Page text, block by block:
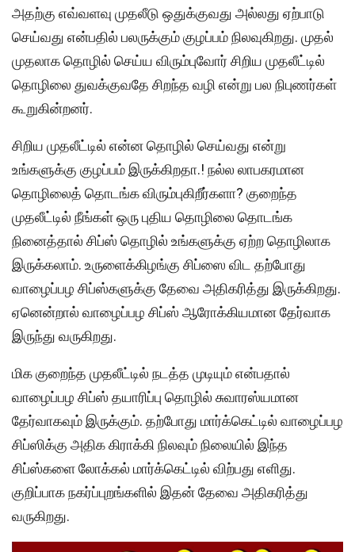
அதற்கு எவ்வளவு முதலீடு ஒதுக்குவது அல்லது ஏற்பாடு
செய்வது என்பதில் பலருக்கும் குழப்பம் நிலவுகிறது. முதல்
முதலாக தொழில் செய்ய விரும்புவோர் சிறிய முதலீட்டில்
தொழிலை துவக்குவதே சிறந்த வழி என்று பல நிபுணர்கள்
கூறுகின்றனர்.
சிறிய முதலீட்டில் என்ன தொழில் செய்வது என்று
உங்களுக்கு குழப்பம் இருக்கிறதா.! நல்ல லாபகரமான
தொழிலைத் தொடங்க விரும்புகிறீர்களா? குறைந்த
முதலீட்டில் நீங்கள் ஒரு புதிய தொழிலை தொடங்க
நினைத்தால் சிப்ஸ் தொழில் உங்களுக்கு ஏற்ற தொழிலாக
இருக்கலாம். உருளைக்கிழங்கு சிப்ஸை விட தற்போது
வாழைப்பழ சிப்ஸ்களுக்கு தேவை அதிகரித்து இருக்கிறது.
ஏனென்றால் வாழைப்பழ சிப்ஸ் ஆரோக்கியமான தேர்வாக
இருந்து வருகிறது.
மிக குறைந்த முதலீட்டில் நடத்த முடியும் என்பதால்
வாழைப்பழ சிப்ஸ் தயாரிப்பு தொழில் சுவாரஸ்யமான
தேர்வாகவும் இருக்கும். தற்போது மார்க்கெட்டில் வாழைப்பழ
சிப்ஸிக்கு அதிக கிராக்கி நிலவும் நிலையில் இந்த
சிப்ஸ்களை லோக்கல் மார்க்கெட்டில் விற்பது எளிது.
குறிப்பாக நகர்ப்புறங்களில் இதன் தேவை அதிகரித்து
வருகிறது.